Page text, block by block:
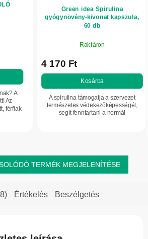
A
Az
férfiak
Green idea Spirulina
gyógynövény-kivonat kapszula,
60 db
Raktáron
4 170 Ft
Kosárba
A spirulina támogatja a szervezet
természetes védekezőképességét,
segít fenntartani a normál
TERMÉK MEGJELENÍTÉSE
Értékelés Beszélgetés